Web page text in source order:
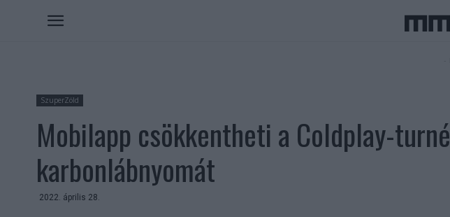
SzuperZöld
Mobilapp csökkentheti a Coldplay-turné
karbonlábnyomát
2022. április 28.